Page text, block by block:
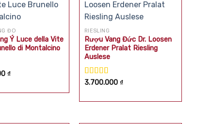
ĐỎ
Ý Luce della Vite
di Montalcino
₫
RIESLING
Rượu Vang Đức Dr. Loosen
Erdener Pralat Riesling
Auslese
Được xếp
3.700.000 ₫